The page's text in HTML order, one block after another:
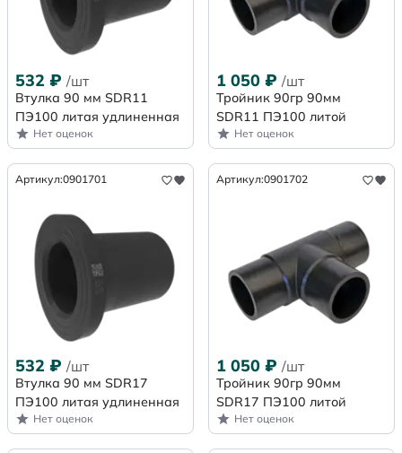
532 ₽ /шт
Втулка 90 мм SDR11
ПЭ100 литая удлиненная
Нет оценок
1 050 ₽ /шт
Тройник 90гр 90мм
SDR11 ПЭ100 литой
Нет оценок
Артикул:0901701
532 ₽ /шт
Втулка 90 мм SDR17
ПЭ100 литая удлиненная
Нет оценок
Артикул:0901702
1 050 ₽ /шт
Тройник 90гр 90мм
SDR17 ПЭ100 литой
Нет оценок